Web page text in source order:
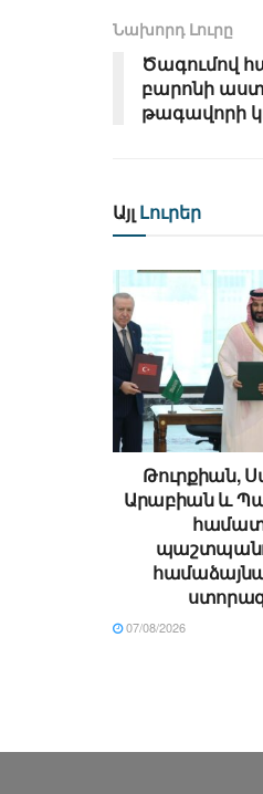
Նախորդ Լուրը
Ծագումով
բարոնի
թագավորի
Այլ Լուրեր
Թուրքիան,
Արաբիան և
07/08/2026